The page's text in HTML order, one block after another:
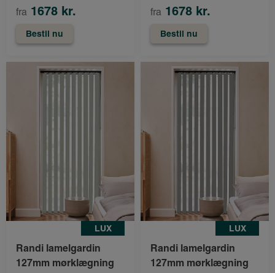
fra 1678 kr.
Bestil nu
fra 1678 kr.
Bestil nu
LUX
Randi lamelgardin
127mm mørklægning
LUX
Randi lamelgardin
127mm mørklægning